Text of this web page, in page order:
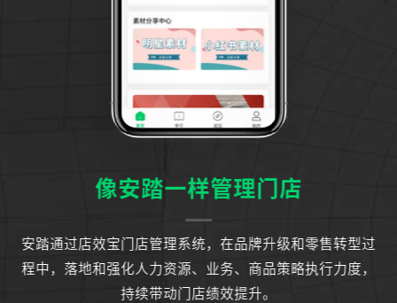
像安踏一样管理门店
安踏通过店效宝门店管理系统，在品牌升级和零售转型过
程中，落地和强化人力资源、业务、商品策略执行力度，
持续带动门店绩效提升。